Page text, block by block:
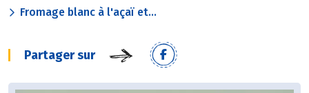
Fromage blanc à l'açaï et...
Partager sur